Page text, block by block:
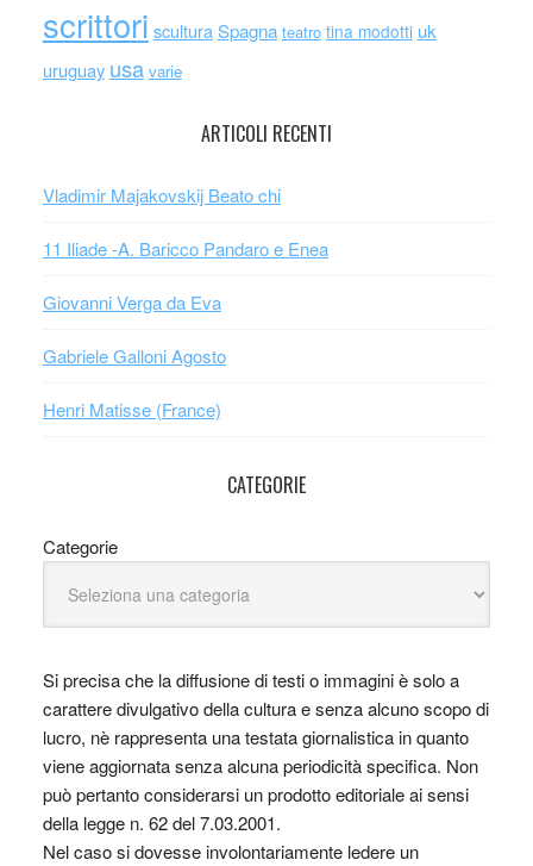
scrittori scultura Spagna teatro tina modotti uk
uruguay usa varie
ARTICOLI RECENTI
Vladimir Majakovskij Beato chi
11 Iliade -A. Baricco Pandaro e Enea
Giovanni Verga da Eva
Gabriele Galloni Agosto
Henri Matisse (France)
CATEGORIE
Categorie
Si precisa che la diffusione di testi o immagini è solo a
carattere divulgativo della cultura e senza alcuno scopo di
lucro, nè rappresenta una testata giornalistica in quanto
viene aggiornata senza alcuna periodicità specifica. Non
può pertanto considerarsi un prodotto editoriale ai sensi
della legge n. 62 del 7.03.2001.
Nel caso si dovesse involontariamente ledere un